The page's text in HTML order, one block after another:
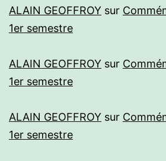
ALAIN GEOFFROY sur
1er semestre
ALAIN GEOFFROY sur
1er semestre
ALAIN GEOFFROY sur
1er semestre